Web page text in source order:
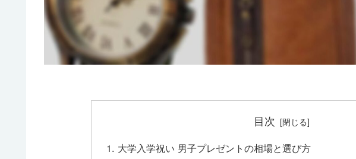
目次
大学入学祝い 男子プレゼントの相場と選び方